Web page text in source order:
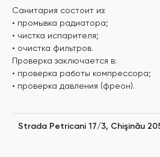
Санитария состоит из:
• промывка радиатора;
• чистка испарителя;
• очистка фильтров.
Проверка заключается в:
• проверка работы компрессора;
• проверка давления (фреон).
Strada Petricani 17/3, Chişinău